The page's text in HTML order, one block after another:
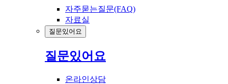
자주묻는질문(FAQ)
자료실
질문있어요
질문있어요
온라인상담